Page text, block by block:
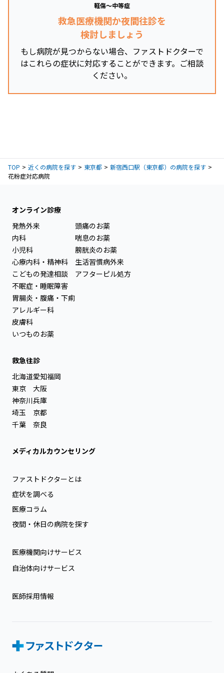
軽傷～中等症
救急医療機関か夜間往診を
検討しましょう
もし病院が見つからない場合、ファストドクターで
はこれらの症状に対応することができます。ご相談
ください。
TOP 近くの病院を探す 東京都
新宿西口駅（東京都）の病院を探す
花粉症対応病院
オンライン診療
発熱外来
内科
小児科
心療内科・精神科
こどもの発達相談
不眠症・睡眠障害
胃腸炎・腹痛・下痢
アレルギー科
皮膚科
いつものお薬
頭痛のお薬
喘息のお薬
膀胱炎のお薬
生活習慣病外来
アフターピル処方
救急往診
北海道
東京
神奈川
埼玉
千葉
愛知
大阪
兵庫
京都
奈良
福岡
メディカルカウンセリング
ファストドクターとは
症状を調べる
医療コラム
夜間・休日の病院を探す
医療機関向けサービス
自治体向けサービス
医師採用情報